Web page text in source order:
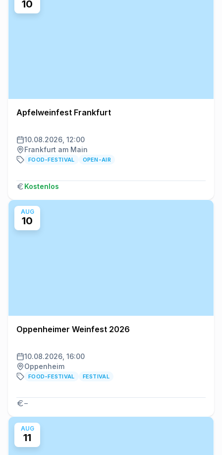
10
Apfelweinfest Frankfurt
10.08.2026, 12:00
Frankfurt am Main
FOOD-FESTIVAL OPEN-AIR
Kostenlos
AUG
10
Oppenheimer Weinfest 2026
10.08.2026, 16:00
Oppenheim
FOOD-FESTIVAL FESTIVAL
–
AUG
11